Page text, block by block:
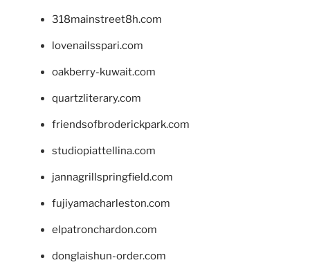
318mainstreet8h.com
lovenailsspari.com
oakberry-kuwait.com
quartzliterary.com
friendsofbroderickpark.com
studiopiattellina.com
jannagrillspringfield.com
fujiyamacharleston.com
elpatronchardon.com
donglaishun-order.com